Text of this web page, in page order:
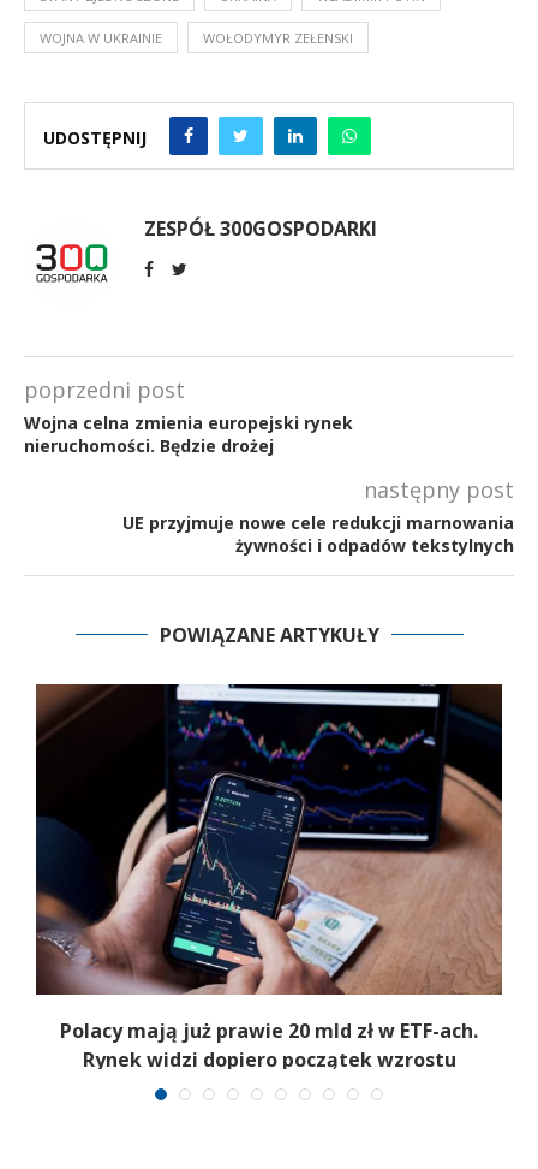
WOJNA W UKRAINIE WOŁODYMYR ZEŁENSKI
UDOSTĘPNIJ
ZESPÓŁ 300GOSPODARKI
poprzedni post
Wojna celna zmienia europejski rynek
nieruchomości. Będzie drożej
następny post
UE przyjmuje nowe cele redukcji marnowania
żywności i odpadów tekstylnych
POWIĄZANE ARTYKUŁY
Polacy mają już prawie 20 mld zł w ETF-ach.
Rynek widzi dopiero początek wzrostu